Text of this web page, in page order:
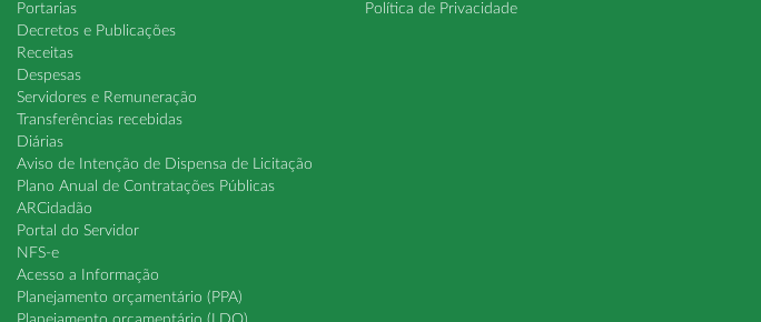
Portarias
Decretos e Publicações
Receitas
Despesas
Servidores e Remuneração
Transferências recebidas
Diárias
Aviso de Intenção de Dispensa de Licitação
Plano Anual de Contratações Públicas
ARCidadão
Portal do Servidor
NFS-e
Acesso a Informação
Planejamento orçamentário (PPA)
Política de Privacidade